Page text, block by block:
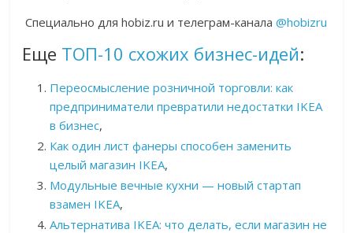
Специально для hobiz.ru и телеграм-канала@hobizru
Еще ТОП-10 схожих бизнес-идей:
Переосмысление розничной торговли: как
предприниматели превратили недостатки IKEA
в бизнес,
Как один лист фанеры способен заменить
целый магазин IKEA,
Модульные вечные кухни — новый стартап
взамен IKEA,
Альтернатива IKEA: что делать, если магазин не